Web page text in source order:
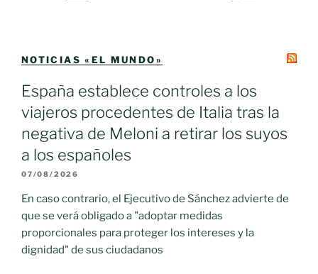
NOTICIAS «EL MUNDO»
España establece controles a los
viajeros procedentes de Italia tras la
negativa de Meloni a retirar los suyos
a los españoles
07/08/2026
En caso contrario, el Ejecutivo de Sánchez advierte de
que se verá obligado a "adoptar medidas
proporcionales para proteger los intereses y la
dignidad" de sus ciudadanos